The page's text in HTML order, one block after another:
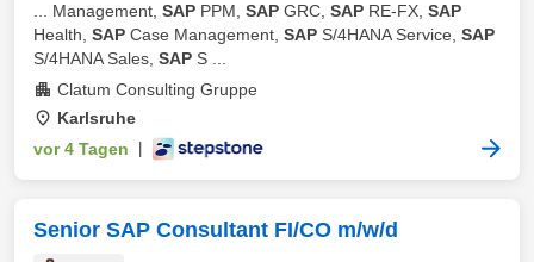
... Management, SAP PPM, SAP GRC, SAP RE-FX, SAP
Health, SAP Case Management, SAP S/4HANA Service, SAP
S/4HANA Sales, SAP S ...
Clatum Consulting Gruppe
Karlsruhe
vor 4 Tagen
Senior SAP Consultant FI/CO m/w/d